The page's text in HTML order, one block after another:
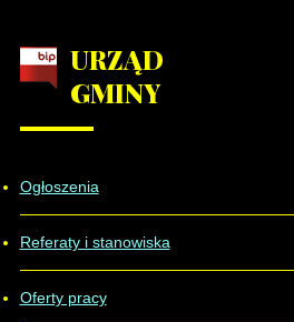
URZĄD
GMINY
Ogłoszenia
Referaty i stanowiska
Oferty pracy